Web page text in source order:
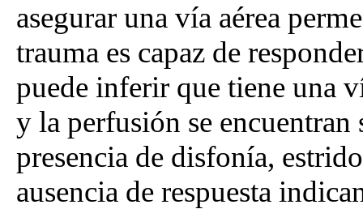
asegurar una vía aérea
trauma es capaz de
puede inferir que tiene una
y la perfusión se
presencia de disfonía,
ausencia de respuesta